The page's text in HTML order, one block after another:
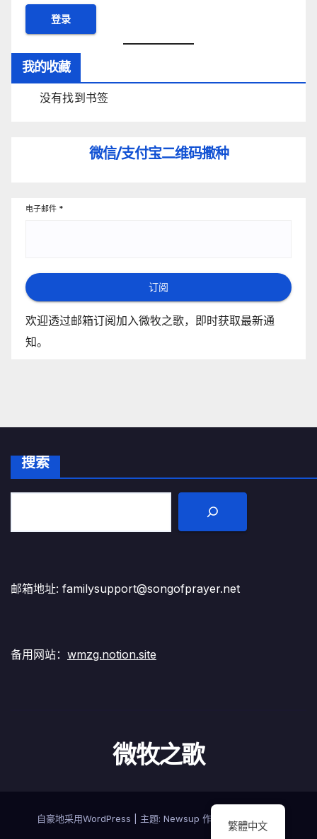
我的收藏
没有找到书签
微信/支付宝二维码撒种
电子邮件 *
订阅
欢迎透过邮箱订阅加入微牧之歌，即时获取最新通
知。
搜索
邮箱地址: familysupport@songofprayer.net
备用网站： wmzg.notion.site
微牧之歌
自豪地采用WordPress 主题: Newsup 作者 Themeansar
繁體中文